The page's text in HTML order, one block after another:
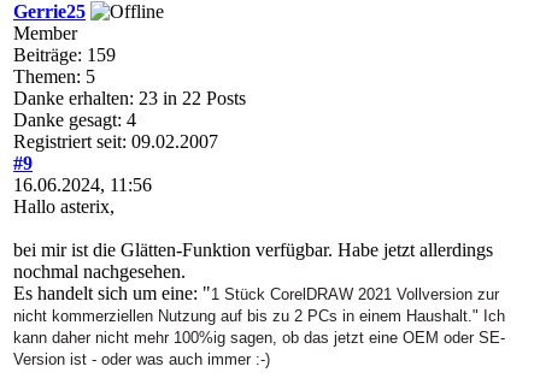
Gerrie25
Member
Beiträge: 159
Themen: 5
Danke erhalten: 23 in 22 Posts
Danke gesagt: 4
Registriert seit: 09.02.2007
#9
16.06.2024, 11:56
Hallo asterix,
bei mir ist die Glätten-Funktion verfügbar. Habe jetzt allerdings
nochmal nachgesehen.
Es handelt sich um eine: "1 Stück CorelDRAW 2021 Vollversion zur
nicht kommerziellen Nutzung auf bis zu 2 PCs in einem Haushalt." Ich
kann daher nicht mehr 100%ig sagen, ob das jetzt eine OEM oder SE-
Version ist - oder was auch immer :-)